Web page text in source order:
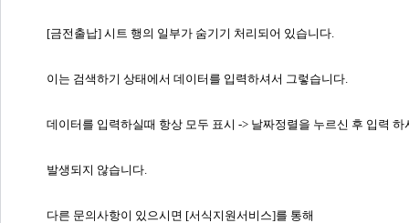
[금전출납] 시트 행의 일부가 숨기기 처리되어 있습니다.
이는 검색하기 상태에서 데이터를 입력하셔서 그렇습니다.
데이터를 입력하실때 항상 모두 표시 -> 날짜정렬을 누르신 후 입력
발생되지 않습니다.
다른 문의사항이 있으시면 [서식지원서비스]를 통해